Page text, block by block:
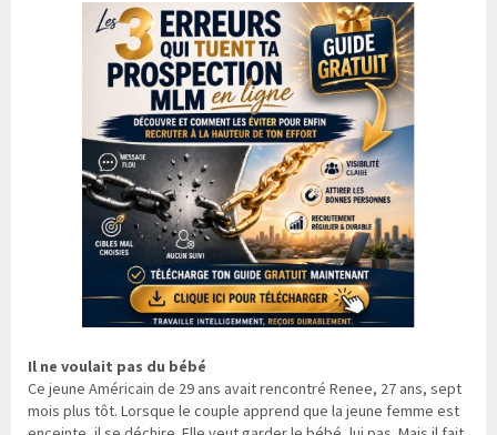
Il ne voulait pas du bébé
Ce jeune Américain de 29 ans avait rencontré Renee, 27 ans, sept
mois plus tôt. Lorsque le couple apprend que la jeune femme est